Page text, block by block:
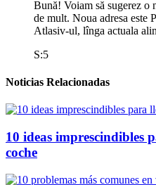
Bună! Voiam să sugerez o
de mult. Noua adresa este
Atlasiv-ul, lînga actuala
S:5
Noticias Relacionadas
10 ideas imprescindibles
coche